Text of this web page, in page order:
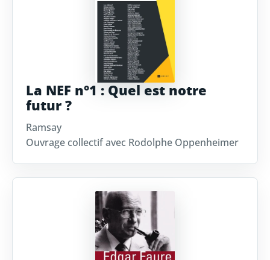
La NEF n°1 : Quel est notre
futur ?
Ramsay
Ouvrage collectif avec Rodolphe Oppenheimer